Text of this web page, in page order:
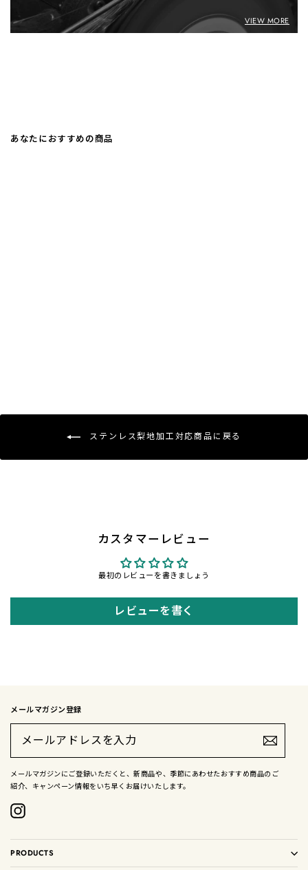
VIEW MORE
あなたにおすすめの商品
ステンレス梨地加工対応商品に戻る
カスタマーレビュー
最初のレビューを書きましょう
レビューを書く
メールマガジン登録
ア
レ
ス
入
力
メールマガジンにご登録いただくと、新商品や、季節にあわせたおすすめ商品のご
紹介、キャンペーン情報をいち早くお届けいたします。
PRODUCTS